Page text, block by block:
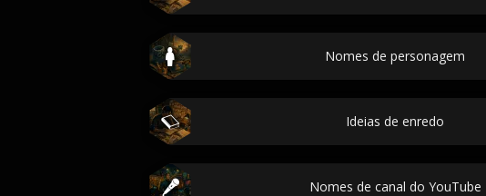
Nomes de personagem
Ideias de enredo
Nomes de canal do YouTube